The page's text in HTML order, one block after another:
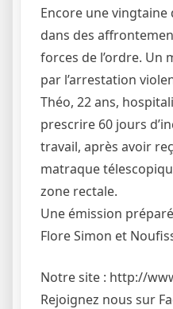
Encore une vingtaine
dans des
forces de l’ordre. Un
par l’arrestation
Théo, 22 ans,
prescrire 60 jours
travail, après avoir
matraque
zone rectale.
Une émission
Flore Simon et
Notre site : http://
Rejoignez nous sur